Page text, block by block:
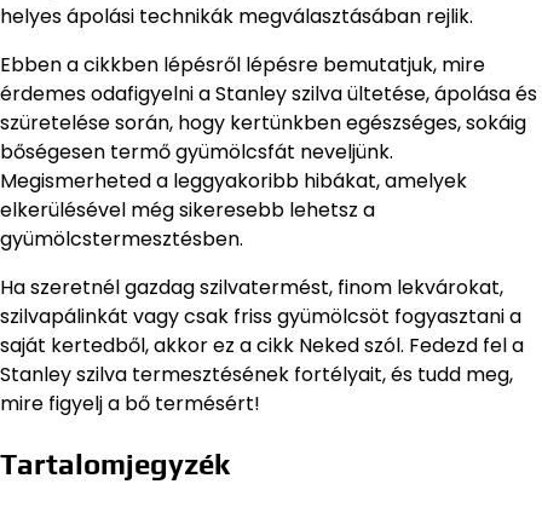
helyes ápolási technikák megválasztásában rejlik.
Ebben a cikkben lépésről lépésre bemutatjuk, mire
érdemes odafigyelni a Stanley szilva ültetése, ápolása és
szüretelése során, hogy kertünkben egészséges, sokáig
bőségesen termő gyümölcsfát neveljünk.
Megismerheted a leggyakoribb hibákat, amelyek
elkerülésével még sikeresebb lehetsz a
gyümölcstermesztésben.
Ha szeretnél gazdag szilvatermést, finom lekvárokat,
szilvapálinkát vagy csak friss gyümölcsöt fogyasztani a
saját kertedből, akkor ez a cikk Neked szól. Fedezd fel a
Stanley szilva termesztésének fortélyait, és tudd meg,
mire figyelj a bő termésért!
Tartalomjegyzék